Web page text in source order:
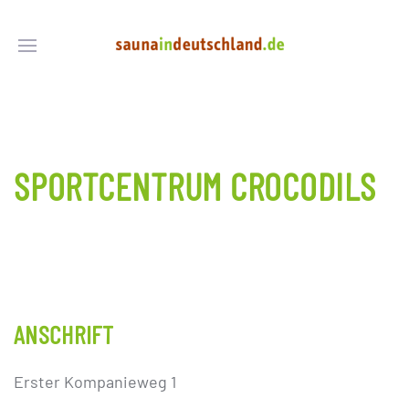
SPORTCENTRUM CROCODILS
ANSCHRIFT
Erster Kompanieweg 1